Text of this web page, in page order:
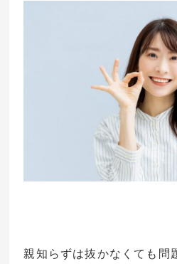
親知らずは抜かなくても問